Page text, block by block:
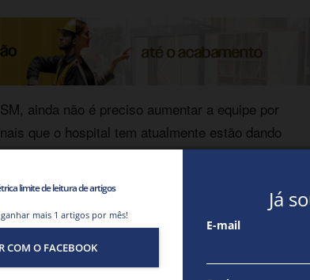
limite de leitura de artigos
mais 1 artigos por mês!
COM O FACEBOOK
Já
E-mail
ainda não é preciso aumentar a equipe por
que o hospital tem atualmente estão dando
faltando. A gente queria um reforço para fazer
hospital hoje tem. Os profissionais estão
lugares”, disse.